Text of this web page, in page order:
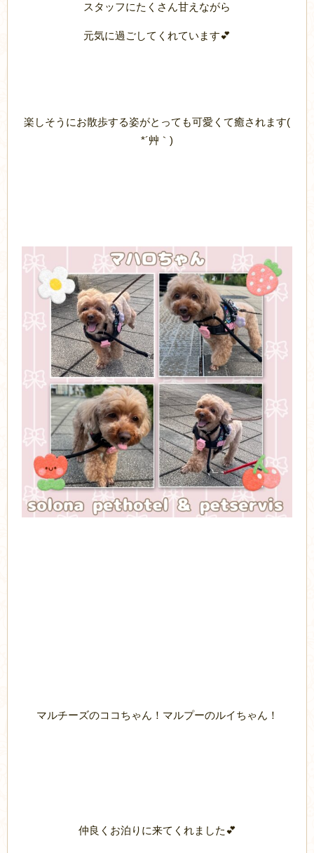
スタッフにたくさん甘えながら
元気に過ごしてくれています💕
楽しそうにお散歩する姿がとっても可愛くて癒されます(
*´艸｀)
マルチーズのココちゃん！マルプーのルイちゃん！
仲良くお泊りに来てくれました💕